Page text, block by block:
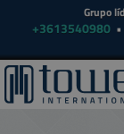
Grupo
+3613540980